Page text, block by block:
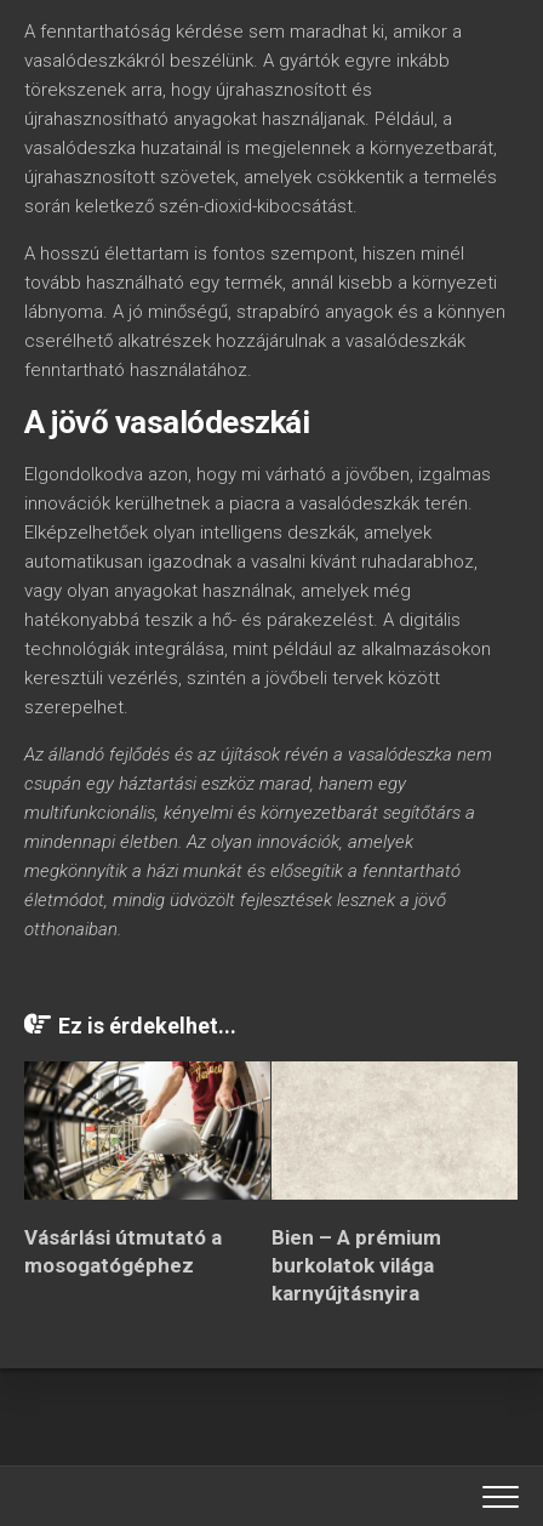
A fenntarthatóság kérdése sem maradhat ki, amikor a
vasalódeszkákról beszélünk. A gyártók egyre inkább
törekszenek arra, hogy újrahasznosított és
újrahasznosítható anyagokat használjanak. Például, a
vasalódeszka huzatainál is megjelennek a környezetbarát,
újrahasznosított szövetek, amelyek csökkentik a termelés
során keletkező szén-dioxid-kibocsátást.
A hosszú élettartam is fontos szempont, hiszen minél
tovább használható egy termék, annál kisebb a környezeti
lábnyoma. A jó minőségű, strapabíró anyagok és a könnyen
cserélhető alkatrészek hozzájárulnak a vasalódeszkák
fenntartható használatához.
A jövő vasalódeszkái
Elgondolkodva azon, hogy mi várható a jövőben, izgalmas
innovációk kerülhetnek a piacra a vasalódeszkák terén.
Elképzelhetőek olyan intelligens deszkák, amelyek
automatikusan igazodnak a vasalni kívánt ruhadarabhoz,
vagy olyan anyagokat használnak, amelyek még
hatékonyabbá teszik a hő- és párakezelést. A digitális
technológiák integrálása, mint például az alkalmazásokon
keresztüli vezérlés, szintén a jövőbeli tervek között
szerepelhet.
Az állandó fejlődés és az újítások révén a vasalódeszka nem
csupán egy háztartási eszköz marad, hanem egy
multifunkcionális, kényelmi és környezetbarát segítőtárs a
mindennapi életben. Az olyan innovációk, amelyek
megkönnyítik a házi munkát és elősegítik a fenntartható
életmódot, mindig üdvözölt fejlesztések lesznek a jövő
otthonaiban.
Ez is érdekelhet...
Vásárlási útmutató a
mosogatógéphez
Bien – A prémium
burkolatok világa
karnyújtásnyira